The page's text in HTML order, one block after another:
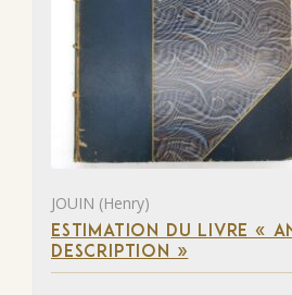
JOUIN (Henry)
ESTIMATION DU LIVRE «
DESCRIPTION »